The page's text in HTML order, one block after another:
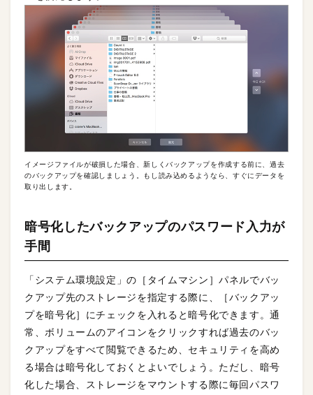
イメージファイルが破損した場合、新しくバックアップを作成する前に、過去
のバックアップを確認しましょう。もし読み込めるようなら、すぐにデータを
取り出します。
暗号化したバックアップのパスワード入力が
手間
「システム環境設定」の［タイムマシン］パネルでバッ
クアップ先のストレージを指定する際に、［バックアッ
プを暗号化］にチェックを入れると暗号化できます。通
常、ボリュームのアイコンをクリックすれば過去のバッ
クアップをすべて閲覧できるため、セキュリティを高め
る場合は暗号化しておくとよいでしょう。ただし、暗号
化した場合、ストレージをマウントする際に毎回パスワ